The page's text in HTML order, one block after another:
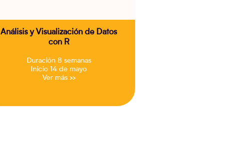
Análisis y Visualización de Datos
con R
Duración 8 semanas
Inicio 14 de mayo
Ver más >>